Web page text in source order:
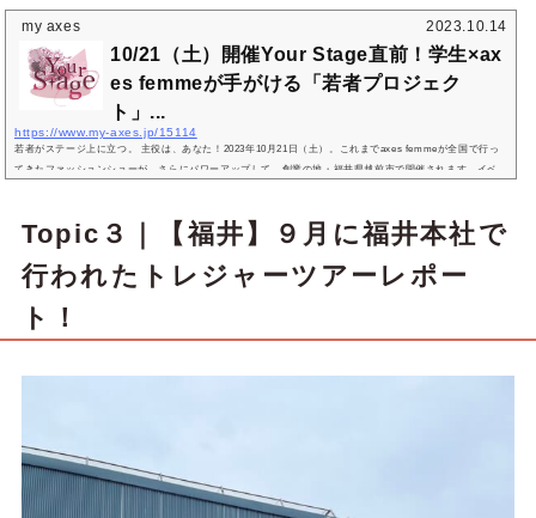
my axes 2023.10.14
10/21（土）開催Your Stage直前！学生×ax
es femmeが手がける「若者プロジェク
ト」...
https://www.my-axes.jp/15114
若者がステージ上に立つ。 主役は、あなた！2023年10月21日（土）。これまでaxes femmeが全国で行っ
てきたファッションショーが、さらにパワーアップして、創業の地・福井県越前市で開催されます。イベ
ージ上に立つ」ことを実現します。そこに込められたのは、「誰しもが誰かの脇役ではなく、主役はあな
ただよ！」という想い。すべ...
Topic３｜
【福井】９月に福井本社で
行われたトレジャーツアーレポー
ト！